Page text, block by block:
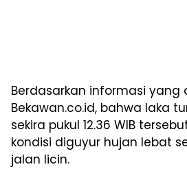
Berdasarkan informasi yang
Bekawan.co.id, bahwa laka
sekira pukul 12.36 WIB
kondisi diguyur hujan lebat
jalan licin.